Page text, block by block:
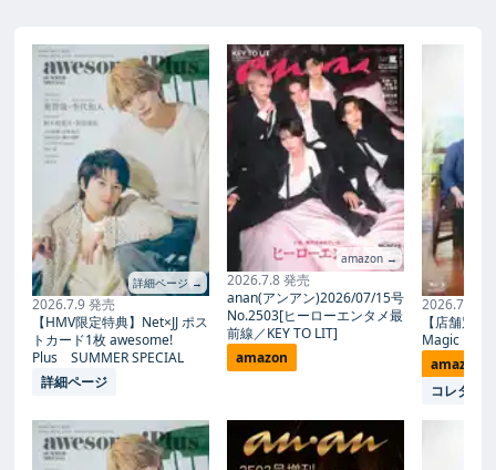
詳細ページ →
2026.7.9 発売
【HMV限定特典】Net×JJ ポス
トカード1枚 awesome!
Plus SUMMER SPECIAL
詳細ページ
amazon →
2026.7.8 発売
anan(アンアン)2026/07/15号
No.2503[ヒーローエンタメ最
前線／KEY TO LIT]
amazon
2026.7.27
【店舗別
Magic
amazon
コレタメ